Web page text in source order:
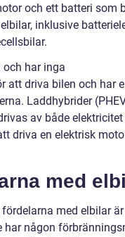
och ett batteri som
inklusive
och har inga
att driva bilen och har
Laddhybrider
av både
driva en elektrisk
med
med elbilar
har någon